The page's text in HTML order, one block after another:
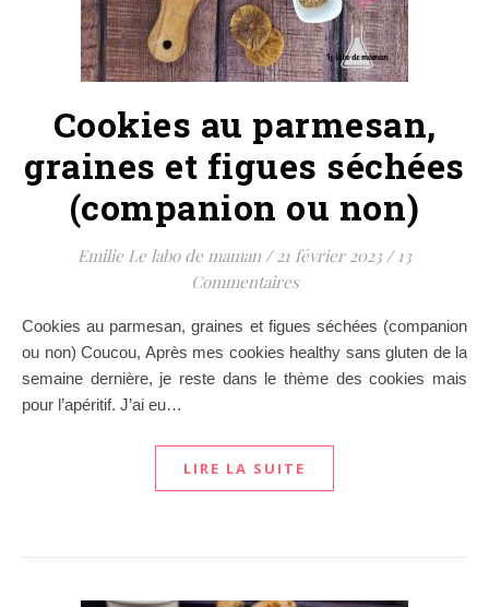
Cookies au parmesan,
graines et figues séchées
(companion ou non)
Emilie Le labo de maman / 21 février 2023 / 13
Commentaires
Cookies au parmesan, graines et figues séchées (companion
ou non) Coucou, Après mes cookies healthy sans gluten de la
semaine dernière, je reste dans le thème des cookies mais
pour l’apéritif. J’ai eu…
LIRE LA SUITE